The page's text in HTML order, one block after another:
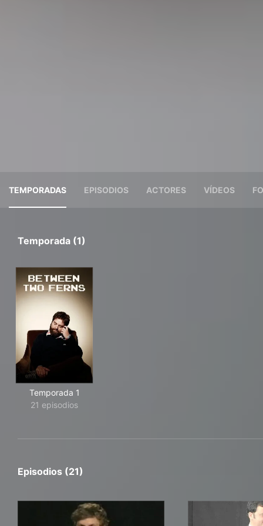
TEMPORADAS EPISODIOS ACTORES VÍDEOS
Temporada (1)
Temporada 1
21 episodios
Episodios (21)